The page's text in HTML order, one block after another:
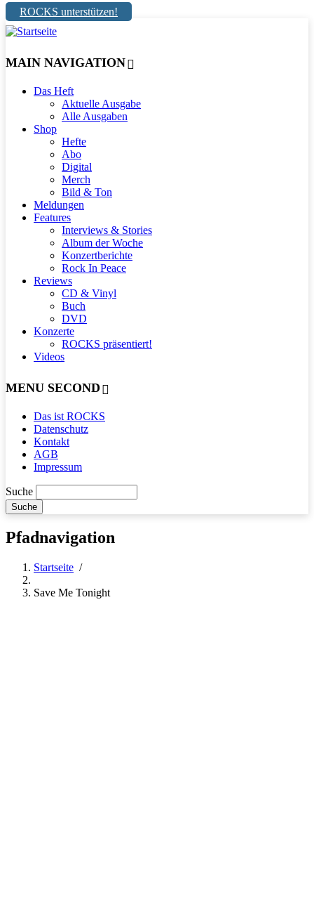
ROCKS unterstützen!
MAIN NAVIGATION
Das Heft
Aktuelle Ausgabe
Alle Ausgaben
Shop
Hefte
Abo
Digital
Merch
Bild & Ton
Meldungen
Features
Interviews & Stories
Album der Woche
Konzertberichte
Rock In Peace
Reviews
CD & Vinyl
Buch
DVD
Konzerte
ROCKS präsentiert!
Videos
MENU SECOND
Das ist ROCKS
Datenschutz
Kontakt
AGB
Impressum
Suche
Pfadnavigation
Startseite /
Save Me Tonight